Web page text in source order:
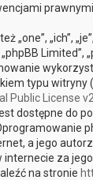
prawnymi.
„one”, „ich”,
Limited”,
typu witryny
Public License v2
dostępne do
a jego
za
na stronie